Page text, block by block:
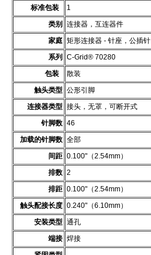
标准包装
1
类别
连接器，互连器件
家庭 矩形连接器 - 针座，公插针
系列
C-Grid® 70280
包装
散装
触头类型 公形引脚
连接器类型 接头，无罩，可断开式
针脚数 46
加载的针脚数 全部
间距 0.100"（2.54mm）
排数 2
排距 0.100"（2.54mm）
触头配接长度 0.240"（6.10mm）
安装类型 通孔
端接 焊接